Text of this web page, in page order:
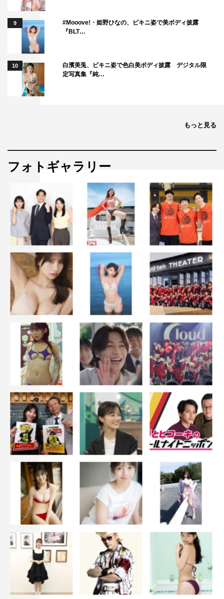
9
#Mooove!・姫野ひなの、ビキニ姿で美ボディ披露
『BLT…
10
白濱美兎、ビキニ姿で色白美ボディ披露 デジタル限
定写真集『純…
もっと見る
フォトギャラリー